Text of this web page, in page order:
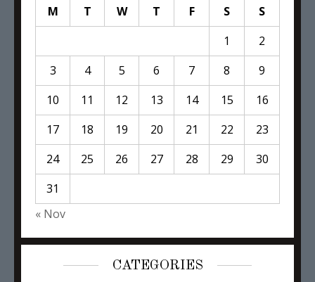
M T W T F S
S
1
2
3
4 5 6 7 8
9
10
11 12 13 14 15
16
17
18 19 20 21 22
23
24
25 26 27 28 29
30
31
« Nov
CATEGORIES